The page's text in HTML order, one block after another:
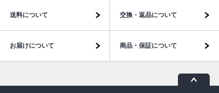
送料について 交換・返品について
お届けについて 商品・保証について